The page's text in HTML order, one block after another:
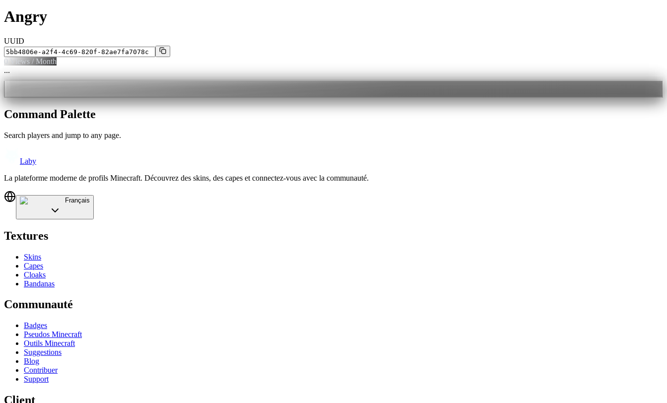
Angry
UUID
0 Views / Month
...
Command Palette
Search players and jump to any page.
Laby
La plateforme moderne de profils Minecraft. Découvrez des skins, des capes et connectez-vous avec la communauté.
Français
Textures
Skins
Capes
Cloaks
Bandanas
Communauté
Badges
Pseudos Minecraft
Outils Minecraft
Suggestions
Blog
Contribuer
Support
Client